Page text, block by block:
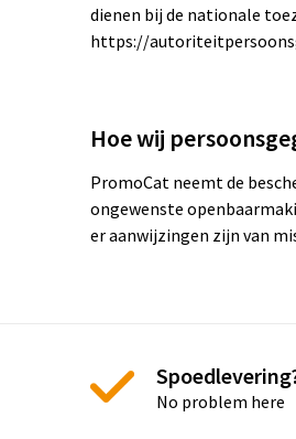
dienen bij de nationale
https://
Hoe wij
PromoCat neemt de
ongewenste
er aanwijzingen zijn van
No problem here